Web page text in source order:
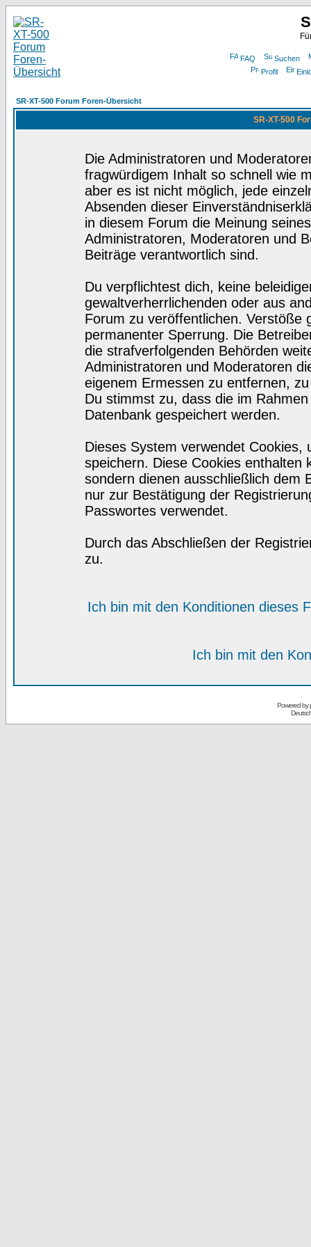
FAQ
Suchen
Profil
SR-XT-500 Forum Foren-Übersicht
SR-XT-500
Die Administratoren und
fragwürdigem Inhalt so schnell wie
aber es ist nicht möglich, jede
Absenden dieser
in diesem Forum die Meinung
Administratoren, Moderatoren und
Beiträge verantwortlich sind.
Du verpflichtest dich, keine
gewaltverherrlichenden oder aus
Forum zu veröffentlichen. Verstöße
permanenter Sperrung. Die
die strafverfolgenden Behörden
Administratoren und Moderatoren
eigenem Ermessen zu entfernen,
Du stimmst zu, dass die im
Datenbank gespeichert werden.
Dieses System verwendet
speichern. Diese Cookies enthalten
sondern dienen ausschließlich dem
nur zur Bestätigung der
Passwortes verwendet.
Durch das Abschließen der
zu.
Ich bin mit den Konditionen dieses
Ich bin mit den
Powered by